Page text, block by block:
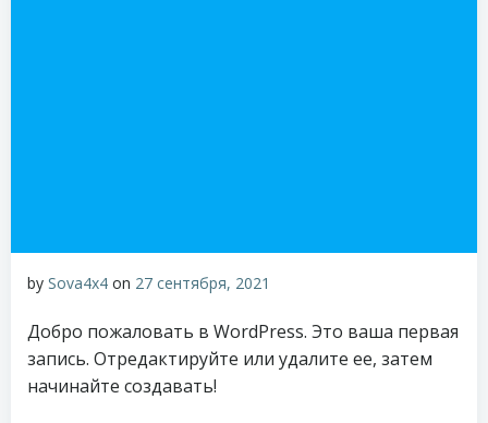
by Sova4x4 on 27 сентября, 2021
Добро пожаловать в WordPress. Это ваша первая
запись. Отредактируйте или удалите ее, затем
начинайте создавать!